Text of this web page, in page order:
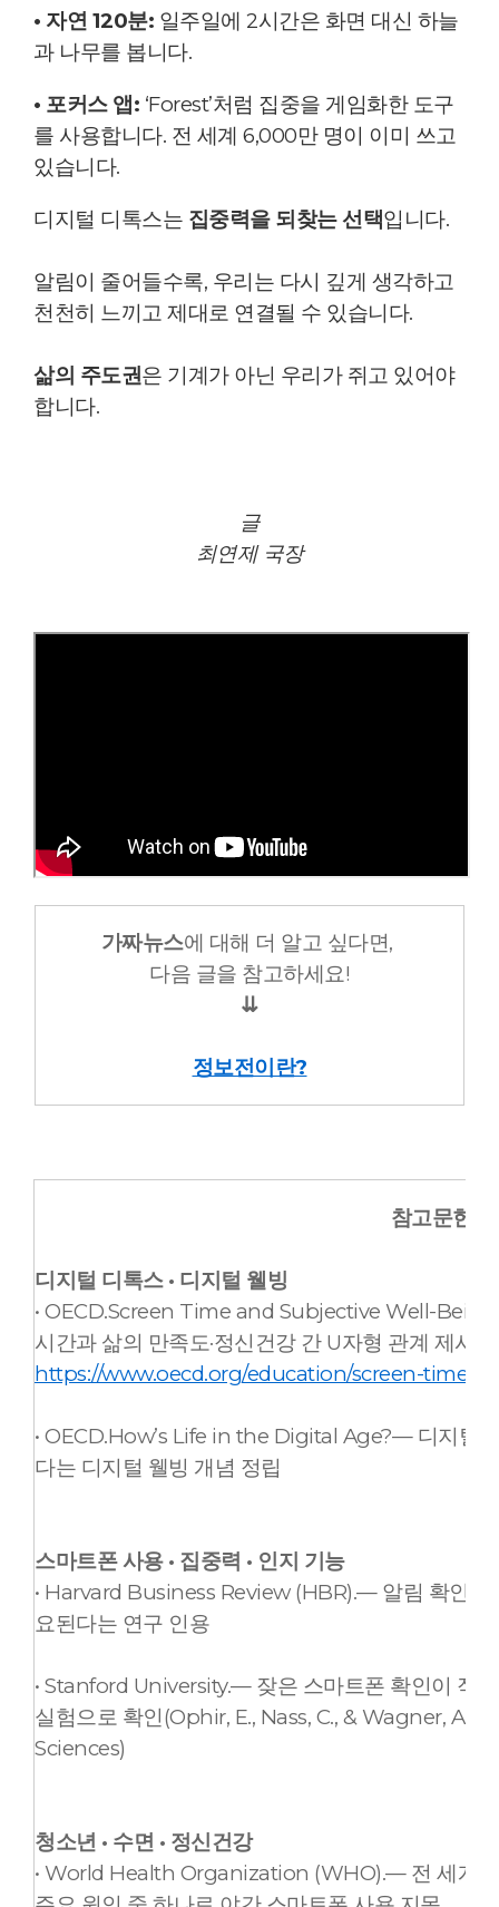
• 자연 120분: 일주일에 2시간은 화면 대신 하늘
과 나무를 봅니다.
• 포커스 앱: ‘Forest’처럼 집중을 게임화한 도구
를 사용합니다. 전 세계 6,000만 명이 이미 쓰고
있습니다.
디지털 디톡스는 집중력을 되찾는 선택입니다.
알림이 줄어들수록, 우리는 다시 깊게 생각하고
천천히 느끼고 제대로 연결될 수 있습니다.
삶의 주도권은 기계가 아닌 우리가 쥐고 있어야
합니다.
글
최연제 국장
가짜뉴스에 대해 더 알고 싶다면,
다음 글을 참고하세요!
⇊
정보전이란?
참고문헌
디지털 디톡스 · 디지털 웰빙
• OECD.Screen Time and Subjective Well-
시간과 삶의 만족도·정신건강 간 U자형 관계 제시
https://www.oecd.org/education/screen-time-
• OECD.How’s Life in the Digital Age?— 디지털
다는 디지털 웰빙 개념 정립
스마트폰 사용 · 집중력 · 인지 기능
• Harvard Business Review (HBR).— 알림 확인
요된다는 연구 인용
• Stanford University.— 잦은 스마트폰 확인이 작
실험으로 확인(Ophir, E., Nass, C., & Wagner,
Sciences)
청소년 · 수면 · 정신건강
• World Health Organization (WHO).— 전 세계